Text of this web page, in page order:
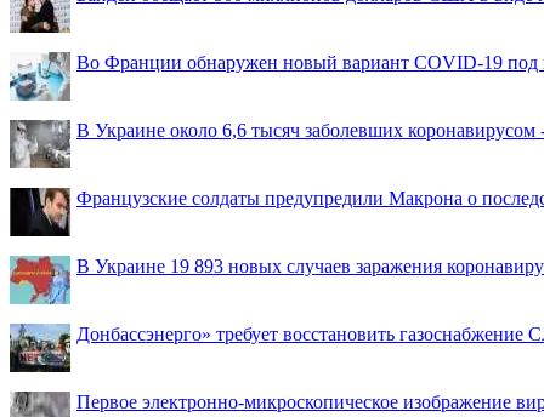
Во Франции обнаружен новый вариант COVID-19 под
В Украине около 6,6 тысяч заболевших коронавирусом
Французские солдаты предупредили Макрона о
В Украине 19 893 новых случаев заражения
Донбассэнерго» требует восстановить газоснабжение
Первое электронно-микроскопическое изображение